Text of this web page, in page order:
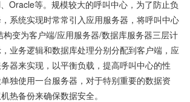
Oracle等。规模较大的呼叫中心，为了防止负
系统实现时常常引入应用服务器，将呼叫中心
构变为客户端/应用服务器/数据库服务器三层计
业务逻辑和数据库处理分别分配到客户端，应
器来实现，以平衡负载，提高呼叫中心的性
独使用一台服务器，对于特别重要的数据资
热备份来确保数据安全。